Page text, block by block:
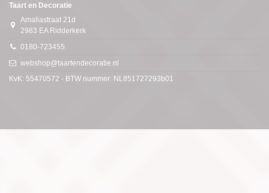
Taart en Decoratie
Amaliastraat 21d
2983 EA Ridderkerk
0180-723455
webshop@taartendecoratie.nl
KvK: 55470572 - BTW nummer: NL851727293b01